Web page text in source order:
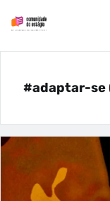
#adaptar-se